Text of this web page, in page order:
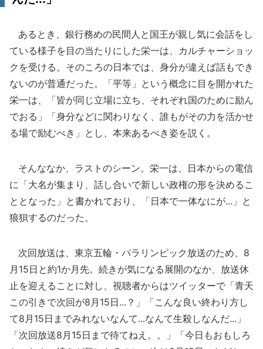
あるとき、銀行務めの民間人と国王が親し気に会話をし
ている様子を目の当たりにした栄一は、カルチャーショッ
クを受ける。そのころの日本では、身分が違えば話もでき
ないのが普通だった。「平等」という概念に目を開かれた
栄一は、「皆が同じ立場に立ち、それぞれ国のために励ん
でおる」「身分などに関わりなく、誰もがその力を活かせ
る場で励むべき」とし、本来あるべき姿を説く。
そんななか、ラストのシーン。栄一は、日本からの電信
に「大名が集まり、話し合いで新しい政権の形を決めるこ
ととなった」と書かれており、「日本で一体なにが...」と
狼狽するのだった。
次回放送は、東京五輪・パラリンピック放送のため、8
月15日と約1か月先。続きが気になる展開のなか、放送休
止を迎えることに対し、視聴者からはツイッターで「青天
この引きで次回が8月15日...？」「こんな良い終わり方し
て8月15日までみれないなんて...なんて生殺しなんだ...」
「次回放送8月15日まで待てねえ。。」「今日もおもしろ